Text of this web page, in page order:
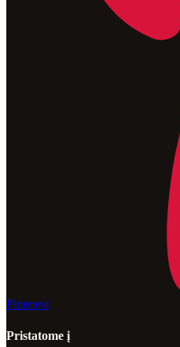
Pinterest
Pristatome į